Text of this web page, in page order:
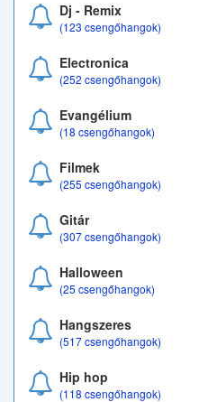
Dj - Remix
(123 csengőhangok)
Electronica
(252 csengőhangok)
Evangélium
(18 csengőhangok)
Filmek
(255 csengőhangok)
Gitár
(307 csengőhangok)
Halloween
(25 csengőhangok)
Hangszeres
(517 csengőhangok)
Hip hop
(118 csengőhangok)